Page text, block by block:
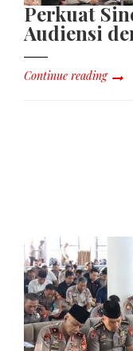
Perkuat
Audiensi
Continue reading